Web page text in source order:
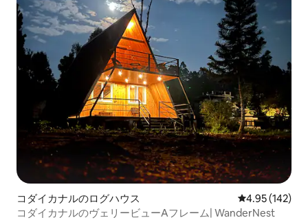
コダイカナルのログハウス レビュー142
4.95 (142)
コダイカナルのヴェリービューAフレーム| WanderNest